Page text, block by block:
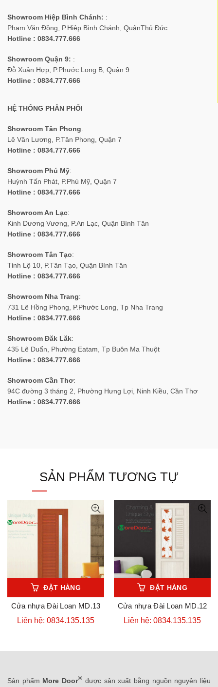
Showroom Hiệp Bình Chánh: :
Phạm Văn Đồng, P.Hiệp Bình Chánh, QuậnThủ Đức
Hotline : 0834.777.666
Showroom Quận 9: :
Đỗ Xuân Hợp, P.Phước Long B, Quận 9
Hotline : 0834.777.666
HỆ THỐNG PHÂN PHỐI
Showroom Tân Phong:
Lê Văn Lương, P.Tân Phong, Quận 7
Hotline : 0834.777.666
Showroom Phú Mỹ:
Huỳnh Tấn Phát, P.Phú Mỹ, Quận 7
Hotline : 0834.777.666
Showroom An Lạc:
Kinh Dương Vương, P.An Lạc, Quận Bình Tân
Hotline : 0834.777.666
Showroom Tân Tạo:
Tỉnh Lộ 10, P.Tân Tạo, Quận Bình Tân
Hotline : 0834.777.666
Showroom Nha Trang:
731 Lê Hồng Phong, P.Phước Long, Tp Nha Trang
Hotline : 0834.777.666
Showroom Đăk Lăk:
435 Lê Duẩn, Phường Eatam, Tp Buôn Ma Thuột
Hotline : 0834.777.666
Showroom Cần Thơ:
94C đường 3 tháng 2, Phường Hưng Lợi, Ninh Kiều, Cần Thơ
Hotline : 0834.777.666
SẢN PHẨM TƯƠNG TỰ
ĐẶT HÀNG
Cửa nhựa Đài Loan MD.13
Liên hệ: 0834.135.135
ĐẶT HÀNG
Cửa nhựa Đài Loan MD.12
Liên hệ: 0834.135.135
Sản phẩm More Door® được sản xuất bằng nguồn nguyên liệu